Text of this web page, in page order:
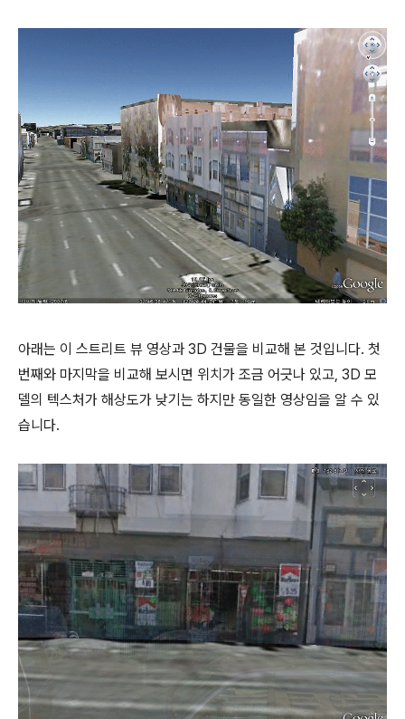
아래는 이 스트리트 뷰 영상과 3D 건물을 비교해 본 것입니다. 첫
번째와 마지막을 비교해 보시면 위치가 조금 어긋나 있고, 3D 모
델의 텍스처가 해상도가 낮기는 하지만 동일한 영상임을 알 수 있
습니다.